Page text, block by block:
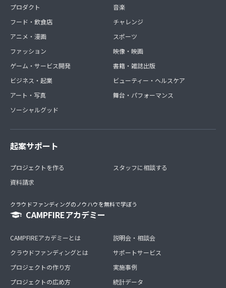
プロダクト
フード・飲食店
アニメ・漫画
ファッション
ゲーム・サービス開発
ビジネス・起業
アート・写真
ソーシャルグッド
音楽
チャレンジ
スポーツ
映像・映画
書籍・雑誌出版
ビューティー・ヘルスケア
舞台・パフォーマンス
起案サポート
プロジェクトを作る
資料請求
スタッフに相談する
クラウドファンディングのノウハウを無料で学ぼう
CAMPFIREアカデミー
CAMPFIREアカデミーとは
クラウドファンディングとは
プロジェクトの作り方
プロジェクトの広め方
説明会・相談会
サポートサービス
実施事例
統計データ